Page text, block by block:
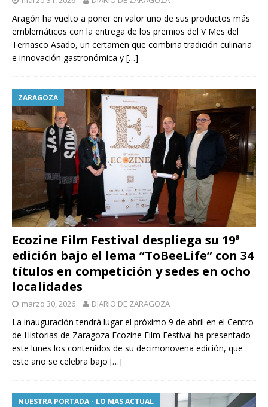
Aragón ha vuelto a poner en valor uno de sus productos más
emblemáticos con la entrega de los premios del V Mes del
Ternasco Asado, un certamen que combina tradición culinaria
e innovación gastronómica y […]
ZARAGOZA
Ecozine Film Festival despliega su 19ª
edición bajo el lema “ToBeeLife” con 34
títulos en competición y sedes en ocho
localidades
marzo 30, 2026 DIARIO DE ZARAGOZA
La inauguración tendrá lugar el próximo 9 de abril en el Centro
de Historias de Zaragoza Ecozine Film Festival ha presentado
este lunes los contenidos de su decimonovena edición, que
este año se celebra bajo […]
NUESTRA PORTADA - LO MAS ACTUAL